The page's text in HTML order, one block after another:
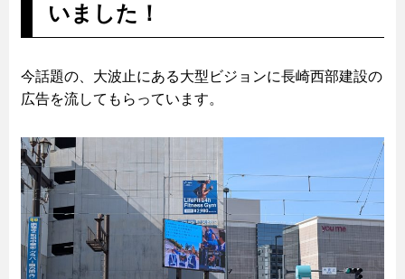
いました！
今話題の、大波止にある大型ビジョンに長崎西部建設の
広告を流してもらっています。